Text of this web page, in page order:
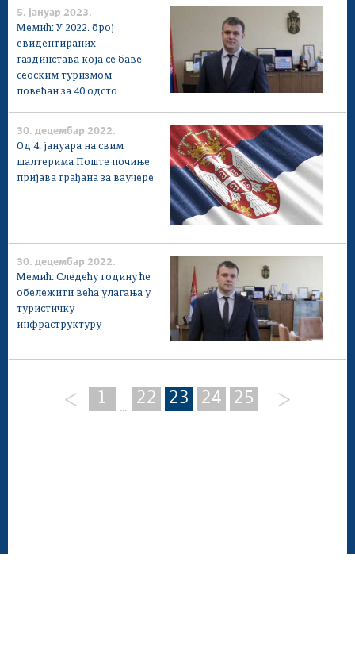
5. јануар 2023.
Мемић: У 2022. број
евидентираних
газдинстава која се баве
сеоским туризмом
повећан за 40 одсто
30. децембар 2022.
Од 4. јануара на свим
шалтерима Поште почиње
пријава грађана за ваучере
30. децембар 2022.
Мемић: Следећу годину ће
обележити већа улагања у
туристичку
инфраструктуру
1
...
22 23 24 25